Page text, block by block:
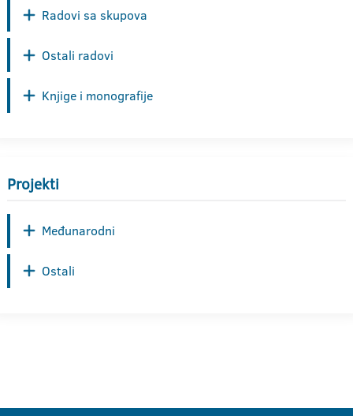
Radovi sa skupova
Ostali radovi
Knjige i monografije
Projekti
Međunarodni
Ostali